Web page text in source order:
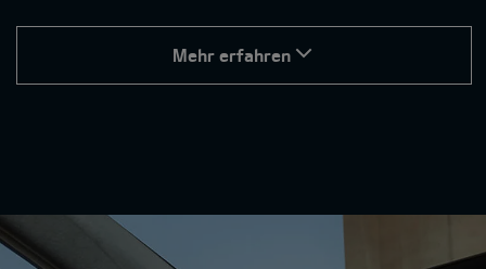
Mehr erfahren